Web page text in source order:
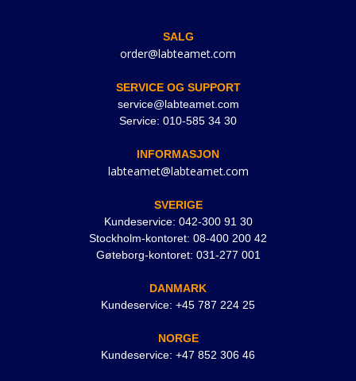
SALG
order@labteamet.com
SERVICE OG SUPPORT
service@labteamet.com
Service: 010-585 34 30
INFORMASJON
labteamet@labteamet.com
SVERIGE
Kundeservice: 042-300 91 30
Stockholm-kontoret: 08-400 200 42
Gøteborg-kontoret: 031-277 001
DANMARK
Kundeservice: +45 787 224 25
NORGE
Kundeservice: +47 852 306 46